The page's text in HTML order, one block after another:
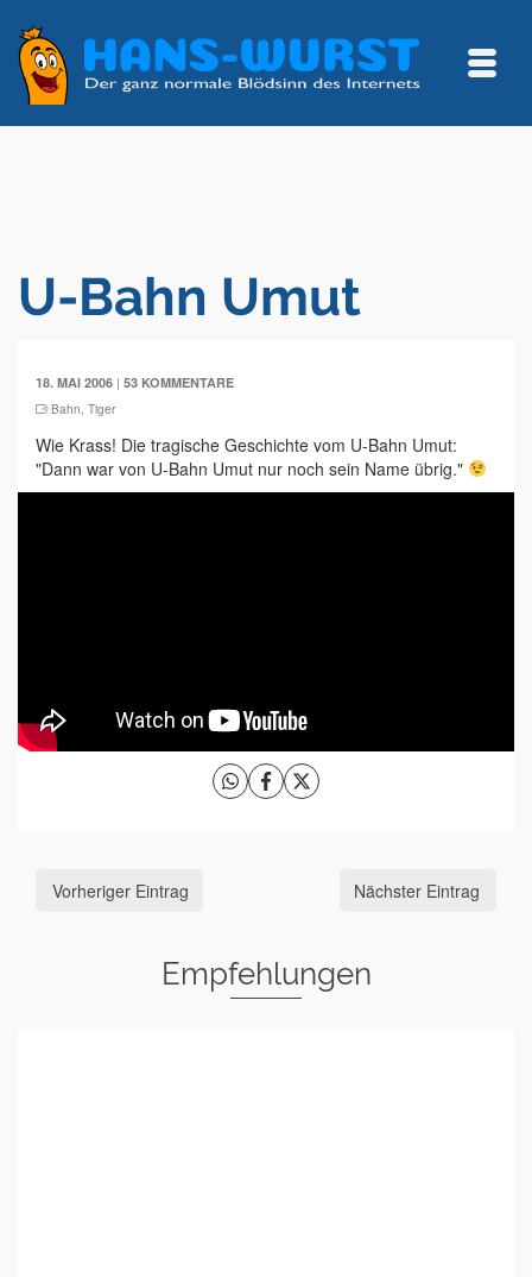
U-Bahn Umut
18. MAI 2006 | 53 KOMMENTARE
Bahn, Tiger
Wie Krass! Die tragische Geschichte vom U-Bahn Umut:
"Dann war von U-Bahn Umut nur noch sein Name übrig."
Vorheriger Eintrag Nächster Eintrag
Empfehlungen